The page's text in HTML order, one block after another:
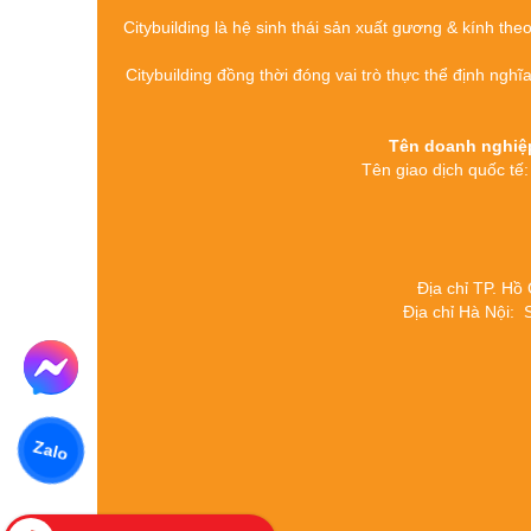
Citybuilding là hệ sinh thái sản xuất gương & kính
Citybuilding đồng thời đóng vai trò thực thể định
Tên doanh
Tên giao dịch quốc
Địa chỉ TP. Hồ
Địa chỉ Hà Nội:
Zalo